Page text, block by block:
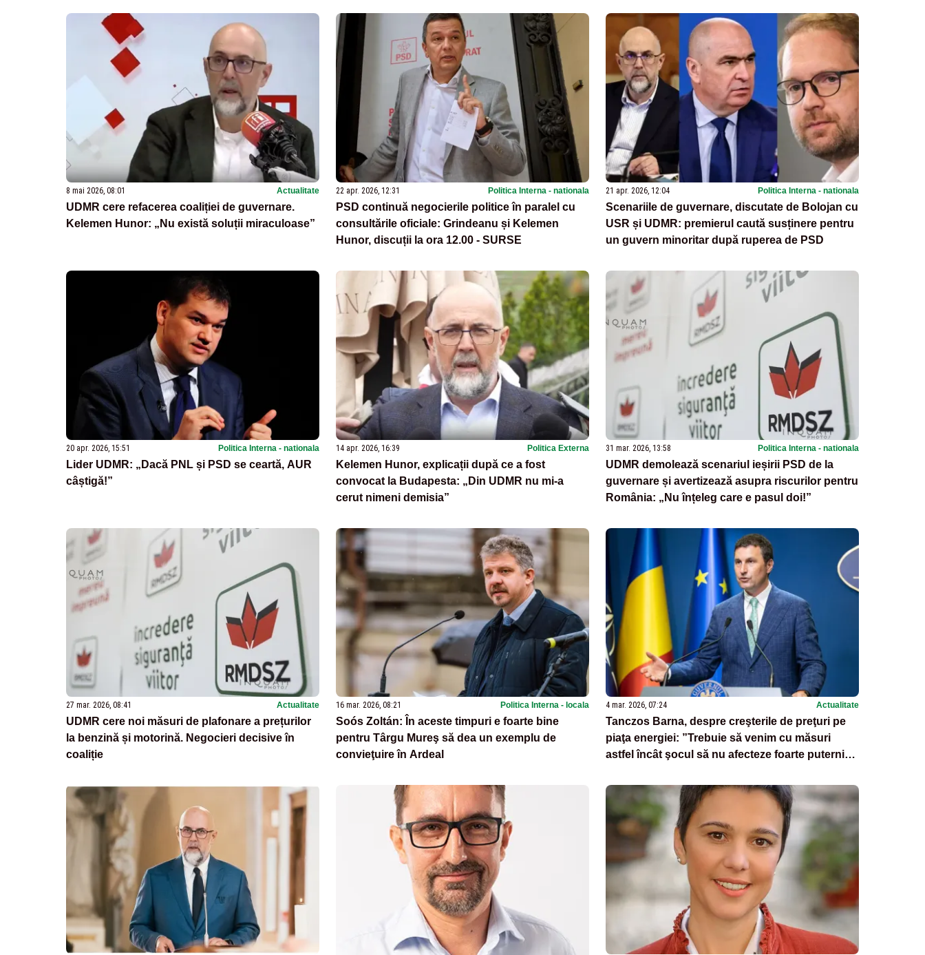
8 mai 2026, 08:01 Actualitate
UDMR cere refacerea coaliției de guvernare.
Kelemen Hunor: „Nu există soluții miraculoase”
22 apr. 2026, 12:31 Politica Interna - nationala
PSD continuă negocierile politice în paralel cu
consultările oficiale: Grindeanu și Kelemen
Hunor, discuții la ora 12.00 - SURSE
21 apr. 2026, 12:04 Politica Interna - nationala
Scenariile de guvernare, discutate de Bolojan cu
USR și UDMR: premierul caută susținere pentru
un guvern minoritar după ruperea de PSD
20 apr. 2026, 15:51 Politica Interna - nationala
Lider UDMR: „Dacă PNL și PSD se ceartă, AUR
câștigă!”
14 apr. 2026, 16:39 Politica Externa
Kelemen Hunor, explicații după ce a fost
convocat la Budapesta: „Din UDMR nu mi-a
cerut nimeni demisia”
31 mar. 2026, 13:58 Politica Interna - nationala
UDMR demolează scenariul ieșirii PSD de la
guvernare și avertizează asupra riscurilor pentru
România: „Nu înțeleg care e pasul doi!”
27 mar. 2026, 08:41 Actualitate
UDMR cere noi măsuri de plafonare a prețurilor
la benzină și motorină. Negocieri decisive în
coaliție
16 mar. 2026, 08:21 Politica Interna - locala
Soós Zoltán: În aceste timpuri e foarte bine
pentru Târgu Mureş să dea un exemplu de
convieţuire în Ardeal
4 mar. 2026, 07:24 Actualitate
Tanczos Barna, despre creşterile de preţuri pe
piaţa energiei: ”Trebuie să venim cu măsuri
astfel încât şocul să nu afecteze foarte puternic